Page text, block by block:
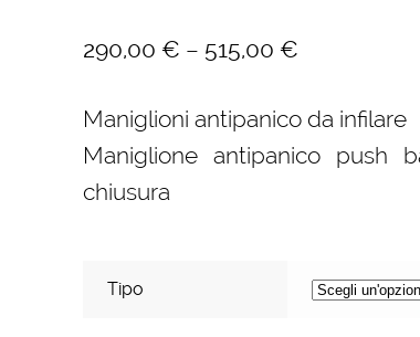
290,00 € – 515,00 €
Maniglioni antipanico da infilare
Maniglione antipanico push
chiusura
Tipo